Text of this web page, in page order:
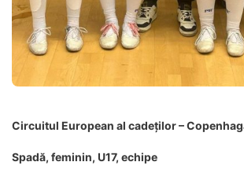
Circuitul European al cadeților –
Spadă, feminin, U17, echipe